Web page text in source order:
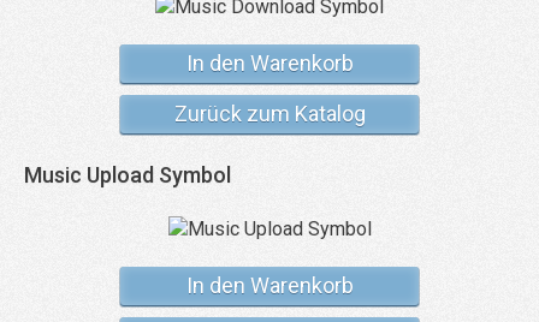
In den Warenkorb
Zurück zum Katalog
Music Upload Symbol
In den Warenkorb